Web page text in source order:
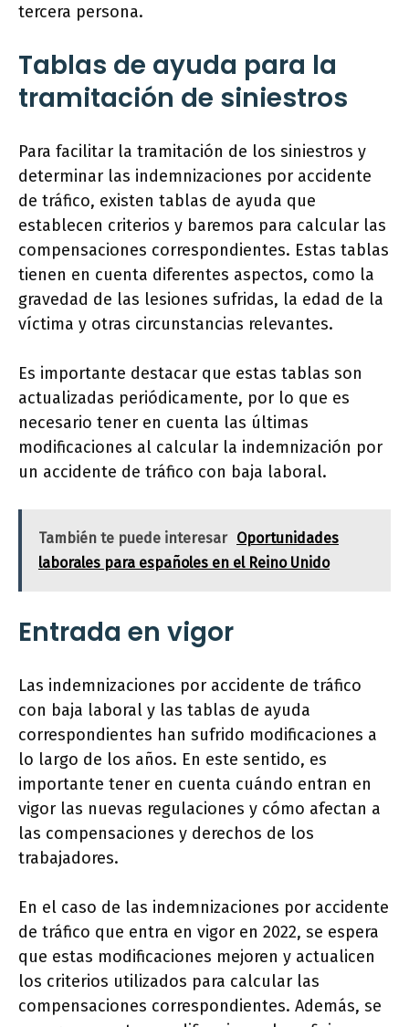
tercera persona.
Tablas de ayuda para la
tramitación de siniestros
Para facilitar la tramitación de los siniestros y
determinar las indemnizaciones por accidente
de tráfico, existen tablas de ayuda que
establecen criterios y baremos para calcular las
compensaciones correspondientes. Estas tablas
tienen en cuenta diferentes aspectos, como la
gravedad de las lesiones sufridas, la edad de la
víctima y otras circunstancias relevantes.
Es importante destacar que estas tablas son
actualizadas periódicamente, por lo que es
necesario tener en cuenta las últimas
modificaciones al calcular la indemnización por
un accidente de tráfico con baja laboral.
También te puede interesar Oportunidades
laborales para españoles en el Reino Unido
Entrada en vigor
Las indemnizaciones por accidente de tráfico
con baja laboral y las tablas de ayuda
correspondientes han sufrido modificaciones a
lo largo de los años. En este sentido, es
importante tener en cuenta cuándo entran en
vigor las nuevas regulaciones y cómo afectan a
las compensaciones y derechos de los
trabajadores.
En el caso de las indemnizaciones por accidente
de tráfico que entra en vigor en 2022, se espera
que estas modificaciones mejoren y actualicen
los criterios utilizados para calcular las
compensaciones correspondientes. Además, se